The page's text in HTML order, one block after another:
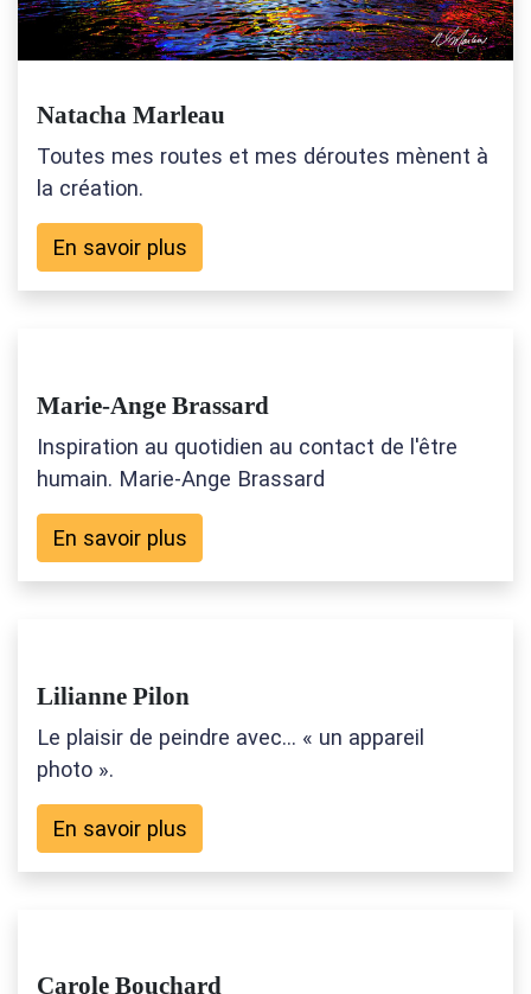
Natacha Marleau
Toutes mes routes et mes déroutes mènent à
la création.
En savoir plus
Marie-Ange Brassard
Inspiration au quotidien au contact de l'être
humain. Marie-Ange Brassard
En savoir plus
Lilianne Pilon
Le plaisir de peindre avec… « un appareil
photo ».
En savoir plus
Carole Bouchard